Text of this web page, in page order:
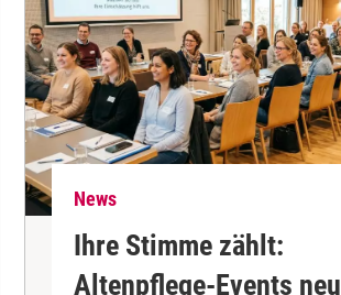
News
Ihre Stimme zählt:
Altenpflege-Events neu